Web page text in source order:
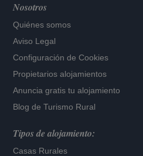
Nosotros
Quiénes somos
Aviso Legal
Configuración de Cookies
Propietarios alojamientos
Anuncia gratis tu alojamiento
Blog de Turismo Rural
Tipos de alojamiento:
Casas Rurales